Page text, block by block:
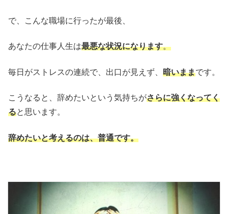
で、こんな職場に行ったが最後、
あなたの仕事人生は最悪な状況になります。
毎日がストレスの連続で、出口が見えず、 暗いままです。
こうなると、辞めたいという気持ちがさらに強くなってく
ると思います。
辞めたいと考えるのは、普通です。